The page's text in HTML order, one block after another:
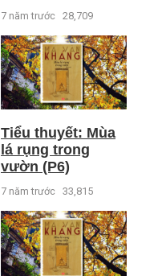
7 năm trước 28,709
Tiểu thuyết: Mùa
lá rụng trong
vườn (P6)
7 năm trước 33,815